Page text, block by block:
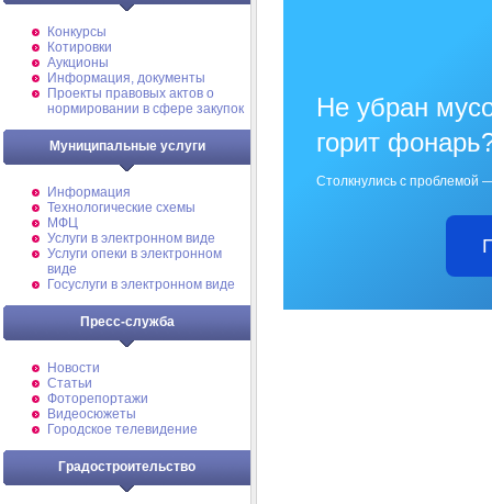
Конкурсы
Котировки
Аукционы
Информация, документы
Проекты правовых актов о
нормировании в сфере закупок
Муниципальные услуги
Информация
Технологические схемы
МФЦ
Услуги в электронном виде
Услуги опеки в электронном
виде
Госуслуги в электронном виде
Пресс-служба
Новости
Статьи
Фоторепортажи
Видеосюжеты
Городское телевидение
Градостроительство
Не убран
горит
Столкнулись с проблемой